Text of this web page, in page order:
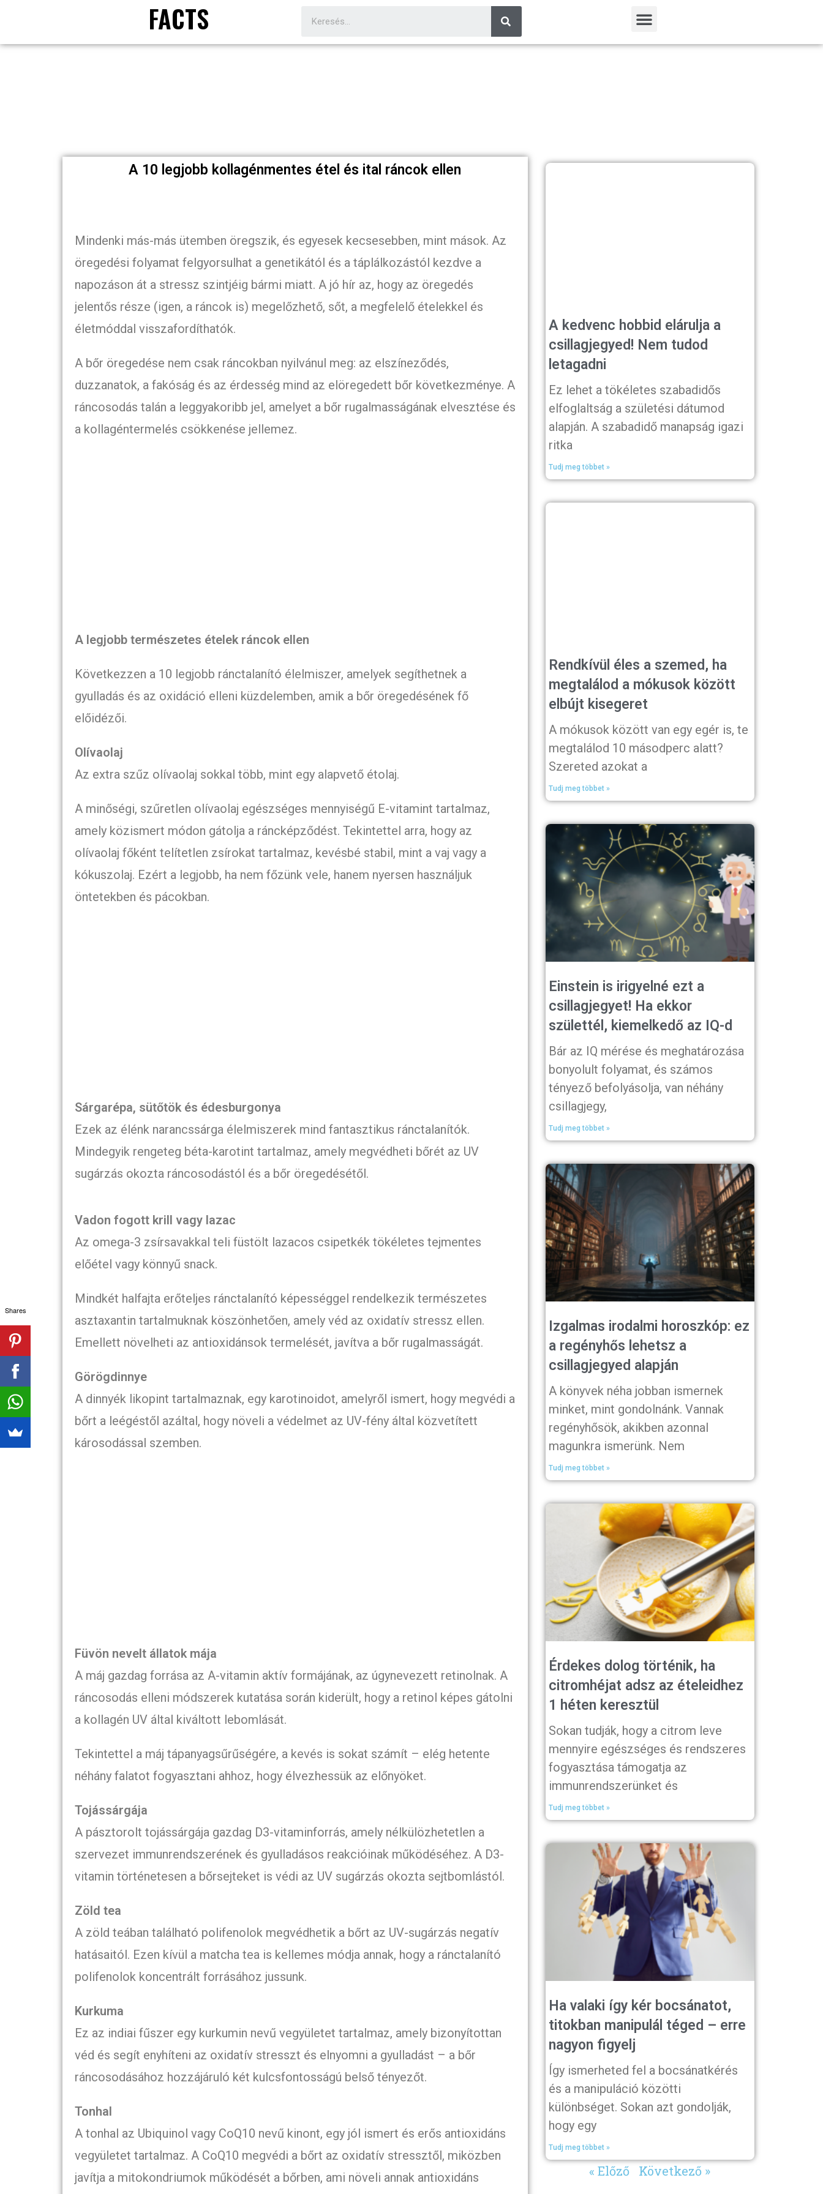
FACTS
A 10 legjobb kollagénmentes étel és ital ráncok ellen
Mindenki más-más ütemben öregszik, és egyesek kecsesebben, mint mások. Az
öregedési folyamat felgyorsulhat a genetikától és a táplálkozástól kezdve a
napozáson át a stressz szintjéig bármi miatt. A jó hír az, hogy az öregedés
jelentős része (igen, a ráncok is) megelőzhető, sőt, a megfelelő ételekkel és
életmóddal visszafordíthatók.
A bőr öregedése nem csak ráncokban nyilvánul meg: az elszíneződés,
duzzanatok, a fakóság és az érdesség mind az elöregedett bőr következménye. A
ráncosodás talán a leggyakoribb jel, amelyet a bőr rugalmasságának elvesztése és
a kollagéntermelés csökkenése jellemez.
A legjobb természetes ételek ráncok ellen
Következzen a 10 legjobb ránctalanító élelmiszer, amelyek segíthetnek a
gyulladás és az oxidáció elleni küzdelemben, amik a bőr öregedésének fő
előidézői.
Olívaolaj
Az extra szűz olívaolaj sokkal több, mint egy alapvető étolaj.
A minőségi, szűretlen olívaolaj egészséges mennyiségű E-vitamint tartalmaz,
amely közismert módon gátolja a ráncképződést. Tekintettel arra, hogy az
olívaolaj főként telítetlen zsírokat tartalmaz, kevésbé stabil, mint a vaj vagy a
kókuszolaj. Ezért a legjobb, ha nem főzünk vele, hanem nyersen használjuk
öntetekben és pácokban.
Sárgarépa, sütőtök és édesburgonya
Ezek az élénk narancssárga élelmiszerek mind fantasztikus ránctalanítók.
Mindegyik rengeteg béta-karotint tartalmaz, amely megvédheti bőrét az UV
sugárzás okozta ráncosodástól és a bőr öregedésétől.
Vadon fogott krill vagy lazac
Az omega-3 zsírsavakkal teli füstölt lazacos csipetkék tökéletes tejmentes
előétel vagy könnyű snack.
Mindkét halfajta erőteljes ránctalanító képességgel rendelkezik természetes
asztaxantin tartalmuknak köszönhetően, amely véd az oxidatív stressz ellen.
Emellett növelheti az antioxidánsok termelését, javítva a bőr rugalmasságát.
Görögdinnye
A dinnyék likopint tartalmaznak, egy karotinoidot, amelyről ismert, hogy megvédi a
bőrt a leégéstől azáltal, hogy növeli a védelmet az UV-fény által közvetített
károsodással szemben.
Füvön nevelt állatok mája
A máj gazdag forrása az A-vitamin aktív formájának, az úgynevezett retinolnak. A
ráncosodás elleni módszerek kutatása során kiderült, hogy a retinol képes gátolni
a kollagén UV által kiváltott lebomlását.
Tekintettel a máj tápanyagsűrűségére, a kevés is sokat számít – elég hetente
néhány falatot fogyasztani ahhoz, hogy élvezhessük az előnyöket.
Tojássárgája
A pásztorolt tojássárgája gazdag D3-vitaminforrás, amely nélkülözhetetlen a
szervezet immunrendszerének és gyulladásos reakcióinak működéséhez. A D3-
vitamin történetesen a bőrsejteket is védi az UV sugárzás okozta sejtbomlástól.
Zöld tea
A zöld teában található polifenolok megvédhetik a bőrt az UV-sugárzás negatív
hatásaitól. Ezen kívül a matcha tea is kellemes módja annak, hogy a ránctalanító
polifenolok koncentrált forrásához jussunk.
Kurkuma
Ez az indiai fűszer egy kurkumin nevű vegyületet tartalmaz, amely bizonyítottan
véd és segít enyhíteni az oxidatív stresszt és elnyomni a gyulladást – a bőr
ráncosodásához hozzájáruló két kulcsfontosságú belső tényezőt.
Tonhal
A tonhal az Ubiquinol vagy CoQ10 nevű kinont, egy jól ismert és erős antioxidáns
vegyületet tartalmaz. A CoQ10 megvédi a bőrt az oxidatív stressztől, miközben
javítja a mitokondriumok működését a bőrben, ami növeli annak antioxidáns
A kedvenc hobbid elárulja a
csillagjegyed! Nem tudod
letagadni
Ez lehet a tökéletes szabadidős
elfoglaltság a születési dátumod
alapján. A szabadidő manapság igazi
ritka
Tudj meg többet »
Rendkívül éles a szemed, ha
megtalálod a mókusok között
elbújt kisegeret
A mókusok között van egy egér is, te
megtalálod 10 másodperc alatt?
Szereted azokat a
Tudj meg többet »
Einstein is irigyelné ezt a
csillagjegyet! Ha ekkor
születtél, kiemelkedő az IQ-d
Bár az IQ mérése és meghatározása
bonyolult folyamat, és számos
tényező befolyásolja, van néhány
csillagjegy,
Tudj meg többet »
Izgalmas irodalmi horoszkóp: ez
a regényhős lehetsz a
csillagjegyed alapján
A könyvek néha jobban ismernek
minket, mint gondolnánk. Vannak
regényhősök, akikben azonnal
magunkra ismerünk. Nem
Tudj meg többet »
Érdekes dolog történik, ha
citromhéjat adsz az ételeidhez
1 héten keresztül
Sokan tudják, hogy a citrom leve
mennyire egészséges és rendszeres
fogyasztása támogatja az
immunrendszerünket és
Tudj meg többet »
Ha valaki így kér bocsánatot,
titokban manipulál téged – erre
nagyon figyelj
Így ismerheted fel a bocsánatkérés
és a manipuláció közötti
különbséget. Sokan azt gondolják,
hogy egy
Tudj meg többet »
« Előző Következő »
Shares